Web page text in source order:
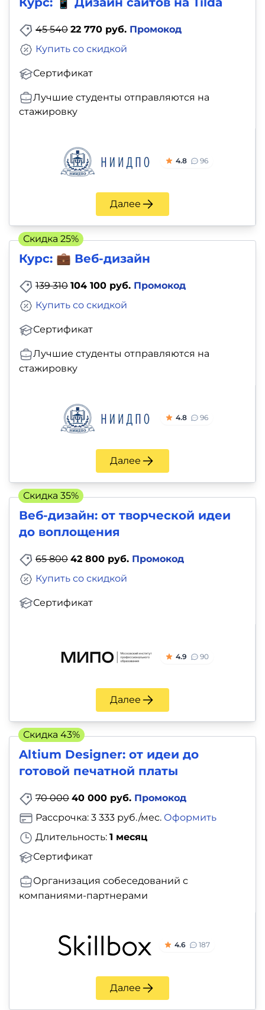
45 540 22 770 руб. Промокод
Сертификат
Купить со скидкой
Лучшие студенты отправляются на
стажировку
4.8 96
Далее
Курс: 💼 Веб-дизайн
139 310 104 100 руб. Промокод
Сертификат
Купить со скидкой
Лучшие студенты отправляются на
стажировку
4.8 96
Далее
Скидка 25%
Веб-дизайн: от творческой идеи
до воплощения
65 800 42 800 руб. Промокод
Сертификат
Купить со скидкой
4.9 90
Далее
Скидка 35%
Altium Designer: от идеи до
готовой печатной платы
70 000 40 000 руб. Промокод
Длительность: 1 месяц
Сертификат
Рассрочка: 3 333 руб./мес. Оформить
Организация собеседований с
компаниями-партнерами
4.6 187
Далее
Скидка 43%